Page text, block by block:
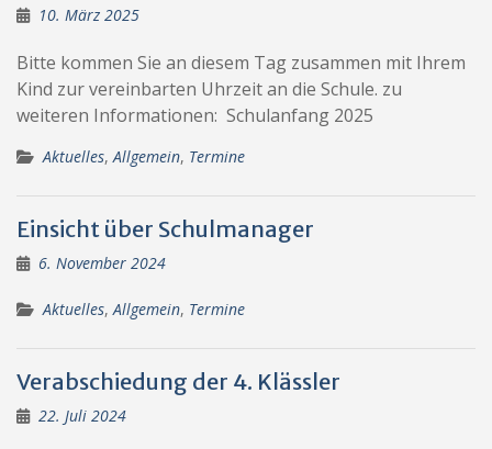
10. März 2025
Bitte kommen Sie an diesem Tag zusammen mit Ihrem
Kind zur vereinbarten Uhrzeit an die Schule. zu
weiteren Informationen: Schulanfang 2025
Aktuelles,Allgemein, Termine
Einsicht über Schulmanager
6. November 2024
Aktuelles,Allgemein, Termine
Verabschiedung der 4. Klässler
22. Juli 2024